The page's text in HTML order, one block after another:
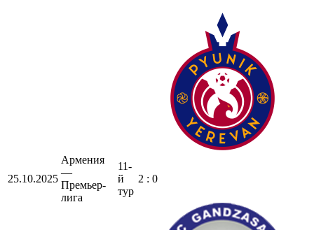
25.10.2025
Армения
—
Премьер-
лига
11-
й
тур
2 : 0